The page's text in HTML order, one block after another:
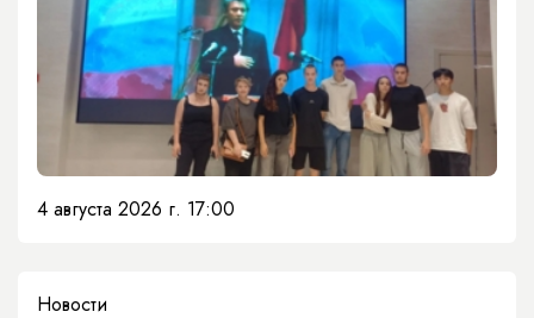
4 августа 2026 г. 17:00
Новости